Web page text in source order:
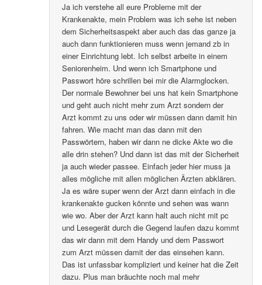
Ja ich verstehe all eure Probleme mit der
Krankenakte, mein Problem was ich sehe ist neben
dem Sicherheitsaspekt aber auch das das ganze ja
auch dann funktionieren muss wenn jemand zb in
einer Einrichtung lebt. Ich selbst arbeite in einem
Seniorenheim. Und wenn ich Smartphone und
Passwort höre schrillen bei mir die Alarmglocken.
Der normale Bewohner bei uns hat kein Smartphone
und geht auch nicht mehr zum Arzt sondern der
Arzt kommt zu uns oder wir müssen dann damit hin
fahren. Wie macht man das dann mit den
Passwörtern, haben wir dann ne dicke Akte wo die
alle drin stehen? Und dann ist das mit der Sicherheit
ja auch wieder passee. Einfach jeder hier muss ja
alles mögliche mit allen möglichen Ärzten abklären.
Ja es wäre super wenn der Arzt dann einfach in die
krankenakte gucken könnte und sehen was wann
wie wo. Aber der Arzt kann halt auch nicht mit pc
und Lesegerät durch die Gegend laufen dazu kommt
das wir dann mit dem Handy und dem Passwort
zum Arzt müssen damit der das einsehen kann.
Das ist unfassbar kompliziert und keiner hat die Zeit
dazu. Plus man bräuchte noch mal mehr